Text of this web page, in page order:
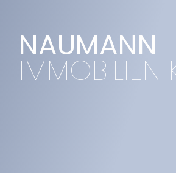
NAUMANN
IMMOBILIEN